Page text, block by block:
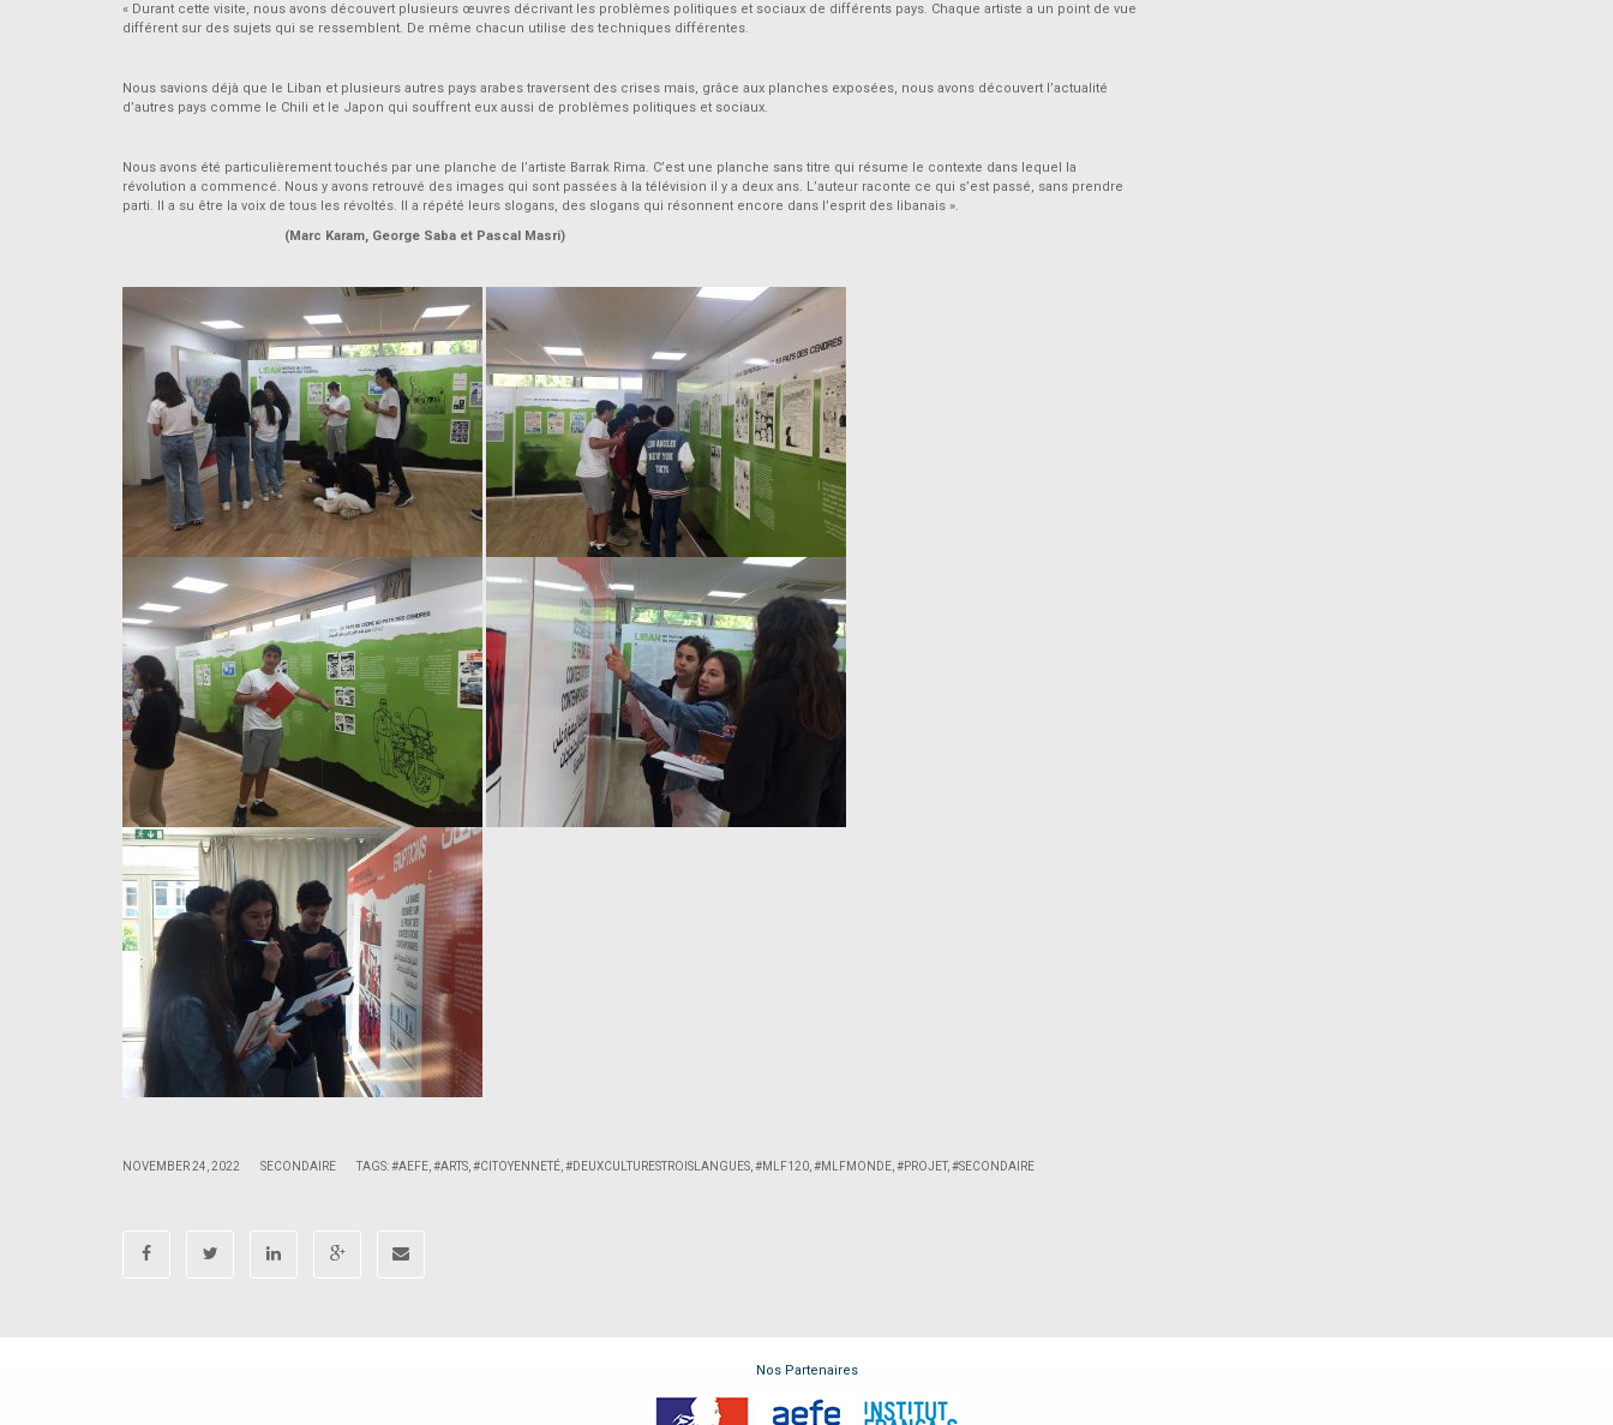
« Durant cette visite, nous avons découvert plusieurs œuvres décrivant les problèmes politiques et sociaux de différents pays. Chaque artiste a un point de vue
différent sur des sujets qui se ressemblent. De même chacun utilise des techniques différentes.
Nous savions déjà que le Liban et plusieurs autres pays arabes traversent des crises mais, grâce aux planches exposées, nous avons découvert l’actualité
d’autres pays comme le Chili et le Japon qui souffrent eux aussi de problèmes politiques et sociaux.
Nous avons été particulièrement touchés par une planche de l’artiste Barrak Rima. C’est une planche sans titre qui résume le contexte dans lequel la
révolution a commencé. Nous y avons retrouvé des images qui sont passées à la télévision il y a deux ans. L’auteur raconte ce qui s’est passé, sans prendre
parti. Il a su être la voix de tous les révoltés. Il a répété leurs slogans, des slogans qui résonnent encore dans l’esprit des libanais ».
(Marc Karam, George Saba et Pascal Masri)
NOVEMBER 24, 2022 SECONDAIRE TAGS:#AEFE #ARTS #CITOYENNETÉ #DEUXCULTURESTROISLANGUES #MLF120 #MLFMONDE #PROJET,#SECONDAIRE
Nos Partenaires